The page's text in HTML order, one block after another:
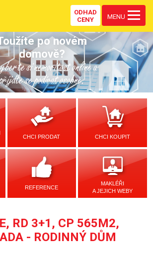
ODHAD
CENY
MENU
po novém
domově?
si nemovitost online a
se podívat osobně.
CHCI PRODAT CHCI KOUPIT
REFERENCE
MAKLÉŘI
A JEJICH WEBY
RD 3+1, CP 565M2,
- RODINNÝ DŮM